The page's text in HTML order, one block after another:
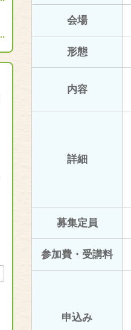
会場
形態
内容
詳細
募集定員
参加費・受講料
申込み